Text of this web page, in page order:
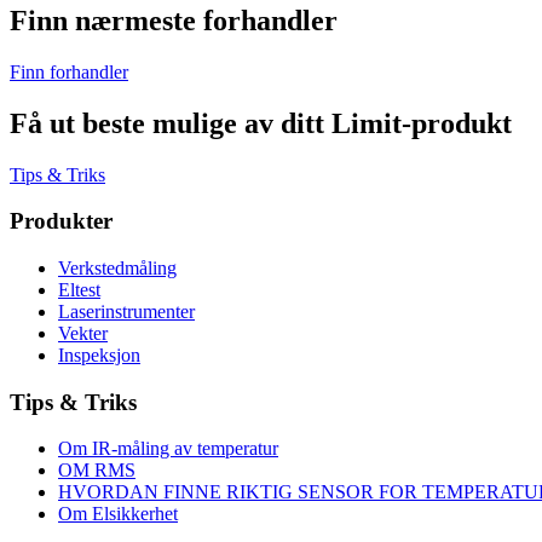
Finn nærmeste forhandler
Finn forhandler
Få ut beste mulige av ditt Limit-produkt
Tips & Triks
Produkter
Verkstedmåling
Eltest
Laserinstrumenter
Vekter
Inspeksjon
Tips & Triks
Om IR-måling av temperatur
OM RMS
HVORDAN FINNE RIKTIG SENSOR FOR
Om Elsikkerhet